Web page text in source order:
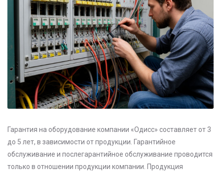
Гарантия на оборудование компании «Одисс» составляет от 3
до 5 лет, в зависимости от продукции. Гарантийное
обслуживание и послегарантийное обслуживание проводится
только в отношении продукции компании. Продукция